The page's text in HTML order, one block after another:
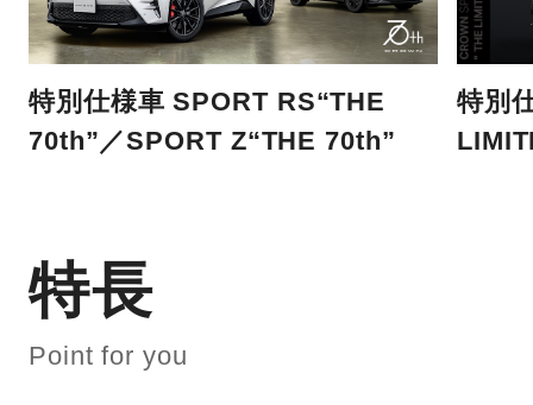
特別仕様車 SPORT RS“THE
70th”／SPORT Z“THE 70th”
特別
特長
Point for you